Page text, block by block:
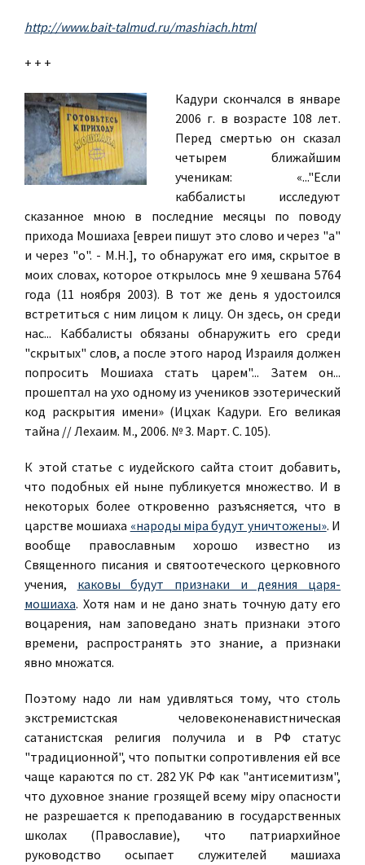
http://www.bait-talmud.ru/mashiach.html
+ + +
Кадури скончался в январе
2006 г. в возрасте 108 лет.
Перед смертью он сказал
четырем ближайшим
ученикам: «..."Если
каббалисты исследуют
сказанное мною в последние месяцы по поводу
прихода Мошиаха [евреи пишут это слово и через "а"
и через "о". - М.Н.], то обнаружат его имя, скрытое в
моих словах, которое открылось мне 9 хешвана 5764
года (11 ноября 2003). В тот же день я удостоился
встретиться с ним лицом к лицу. Он здесь, он среди
нас... Каббалисты обязаны обнаружить его среди
"скрытых" слов, а после этого народ Израиля должен
попросить Мошиаха стать царем"... Затем он...
прошептал на ухо одному из учеников эзотерический
код раскрытия имени» (Ицхак Кадури. Его великая
тайна // Лехаим. М., 2006. № 3. Март. С. 105).
К этой статье с иудейского сайта стоит добавить,
что подобных ей ныне публикуется множество. И в
некоторых более откровенно разъясняется, что в
царстве мошиаха «народы міра будут уничтожены». И
вообще православным хорошо известно из
Священного писания и святоотеческого церковного
учения, каковы будут признаки и деяния царя-
мошиаха. Хотя нам и не дано знать точную дату его
воцарения, нам заповедано знать признаки этого
времени, распространять это знание, а признаки
явно множатся.
Поэтому надо ли нам удивляться тому, что столь
экстремистская человеконенавистническая
сатанистская религия получила и в РФ статус
"традиционной", что попытки сопротивления ей все
чаще караются по ст. 282 УК РФ как "антисемитизм",
что духовное знание грозящей всему міру опасности
не разрешается к преподаванию в государственных
школах (Православие), что патриархийное
руководство осыпает служителей машиаха